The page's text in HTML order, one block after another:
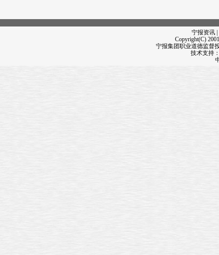
宁报资讯
Copyright(C)
宁报集团职业道德监督
技术支持